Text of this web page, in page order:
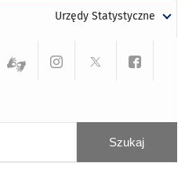
tekst
czarnym
tekst
czarnym
tekst
żółtym
Urzędy Statystyczne